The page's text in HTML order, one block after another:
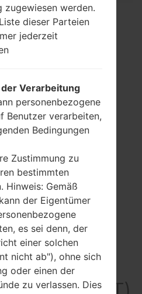
-
USB 2.0, A2DP
Nein
USB 2.0
-
zugewiesen werden.
dieser Parteien
jederzeit
Verarbeitung
personenbezogene
Benutzer verarbeiten,
Bedingungen
Zustimmung zu
bestimmten
Hinweis: Gemäß
der Eigentümer
es sei denn, der
einer solchen
nicht ab"), ohne sich
oder einen der
zu verlassen. Dies